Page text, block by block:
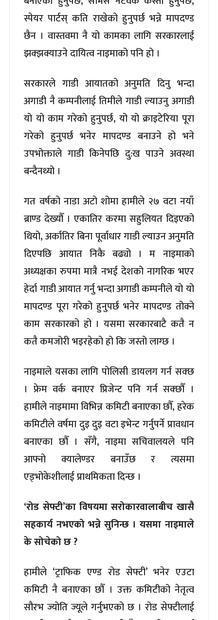
स्पेयर पार्टस् कति राखेको हुनुपर्छ भन्ने मापदण्ड
छैन । वास्तवमा नै यो कामका लागि सरकारलाई
झक्झक्याउने दायित्व नाइमाको पनि हो ।
सरकारले गाडी आयातको अनुमति दिनु भन्दा
अगाडी नै कम्पनीलाई तिमीले गाडी ल्याउनु अगाडी
यो यो काम गरेको हुनुपर्छ, यो यो क्राइटेरिया पूरा
गरेको हुनुपर्छ भनेर मापदण्ड बनाउने हो भने
उपभोक्ताले गाडी किनेपछि दु:ख पाउने अवस्था
बन्दैनथ्यो ।
गत वर्षको नाडा अटो शोमा हामीले २७ वटा नयाँ
ब्राण्ड देख्यौँ । एकातिर करमा सहुलियत दिइएको
थियो, अर्कातिर बिना पूर्वाधार गाडी ल्याउन अनुमति
दिएपछि आयात निकै बढ्यो । म नाइमाको
अध्यक्षका रुपमा मात्रै नभई देशको नागरिक भएर
हेर्दा गाडी आयात गर्नु भन्दा अगाडी कम्पनीले यो यो
मापदण्ड पूरा गरेको हुनुपर्छ भनेर मापदण्ड तोक्ने
काम सरकारको हो । यसमा सरकारबाटै कतै न
कतै कमजोरी भइरहेको हो कि जस्तो लाग्छ ।
नाइमाले यसका लागि पोलिसी डायलग गर्न सक्छ
। फ्रेम वर्क बनाएर प्रिजेन्ट पनि गर्न सक्छौँ ।
हामीले नाइमामा विभिन्न कमिटी बनाएका छौँ, हरेक
कमिटीले वर्षमा दुइ दुइ वटा इभेन्ट गर्नुपर्ने प्रावधान
बनाएका छौँ । सँगै, नाइमा सचिवालयले पनि
आफ्नो क्यालेण्डर बनाउँछ र त्यसमा
एड्भोकेशीलाई प्राथमिकता दिन्छ ।
‘रोड सेफ्टी’का विषयमा सरोकारवालाबीच खासै
सहकार्य नभएको भन्ने सुनिन्छ । यसमा नाइमाले
के सोचेको छ ?
हामीले ‘ट्राफिक एण्ड रोड सेफ्टी’ भनेर एउटा
कमिटी नै बनाएका छौँ । उक्त कमिटीको नेतृत्व
सौरभ ज्योति ज्यूले गर्नुभएको छ । रोड सेफ्टीलाई